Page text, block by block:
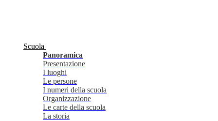
Scuola
Panoramica
Presentazione
I luoghi
Le persone
I numeri della scuola
Organizzazione
Le carte della scuola
La storia